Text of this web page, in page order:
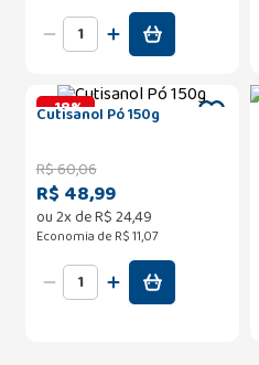
-18%
Cutisanol Pó 150g
R$60,06
R$ 48,99
ou2x deR$24,49
Economia de R$ 11,07